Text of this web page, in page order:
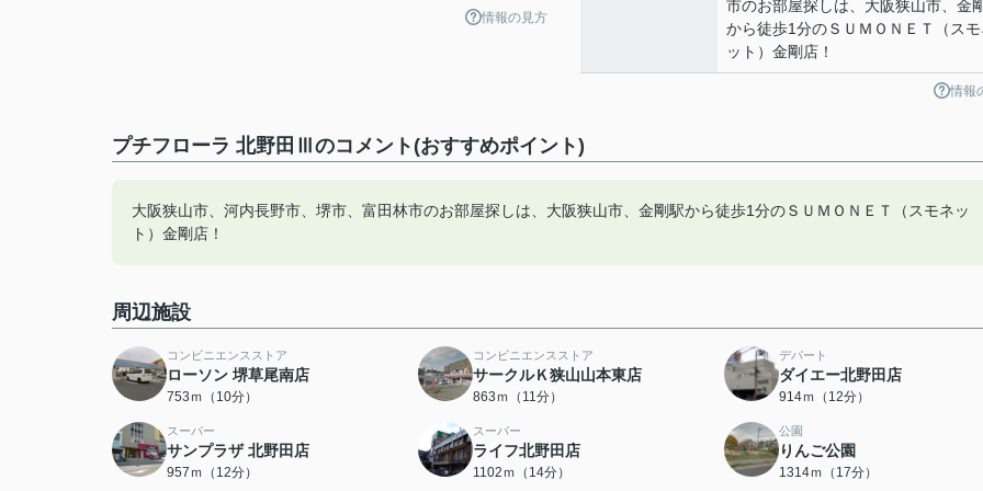
情報の見方
市のお部屋探しは、大阪狭山市、金
から徒歩1分のＳＵＭＯＮＥＴ（スモ
ット）金剛店！
情報
プチフローラ 北野田Ⅲのコメント(おすすめポイント)
大阪狭山市、河内長野市、堺市、富田林市のお部屋探しは、大阪狭山市、金剛駅から徒歩1分のＳＵＭＯＮＥＴ（スモネッ
ト）金剛店！
周辺施設
コンビニエンスストア
ローソン 堺草尾南店
753ｍ（10分）
コンビニエンスストア
サークルＫ狭山山本東店
863ｍ（11分）
デパート
ダイエー北野田店
914ｍ（12分）
スーパー
サンプラザ 北野田店
957ｍ（12分）
スーパー
ライフ北野田店
1102ｍ（14分）
公園
りんご公園
1314ｍ（17分）